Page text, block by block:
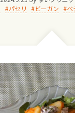
パセリ ビーガン ベ
ゆいクリニックの
診療料金
妊婦健診
お産につい